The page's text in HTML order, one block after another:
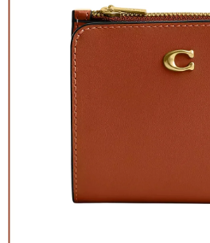
FOLLOW US
MAGAZINE